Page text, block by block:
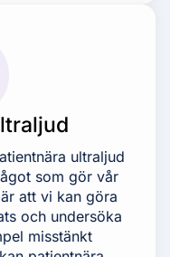
ultraljud
som gör vår
att vi kan göra
och undersöka
misstänkt